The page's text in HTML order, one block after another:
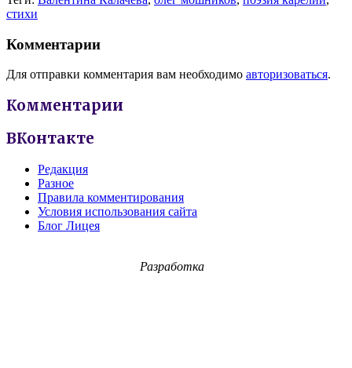
стихи
Комментарии
Для отправки комментария вам необходимо авторизоваться.
Комментарии
ВКонтакте
Редакция
Разное
Правила комментирования
Условия использования сайта
Блог Лицея
Разработка